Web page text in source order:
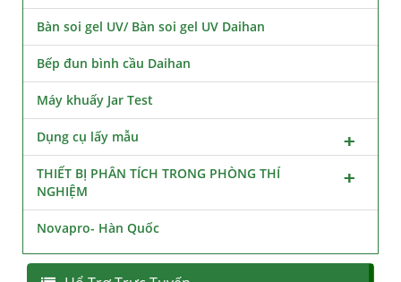
Bàn soi gel UV/ Bàn soi gel UV Daihan
Bếp đun bình cầu Daihan
Máy khuấy Jar Test
Dụng cụ lấy mẫu
THIẾT BỊ PHÂN TÍCH TRONG PHÒNG THÍ
NGHIỆM
Novapro- Hàn Quốc